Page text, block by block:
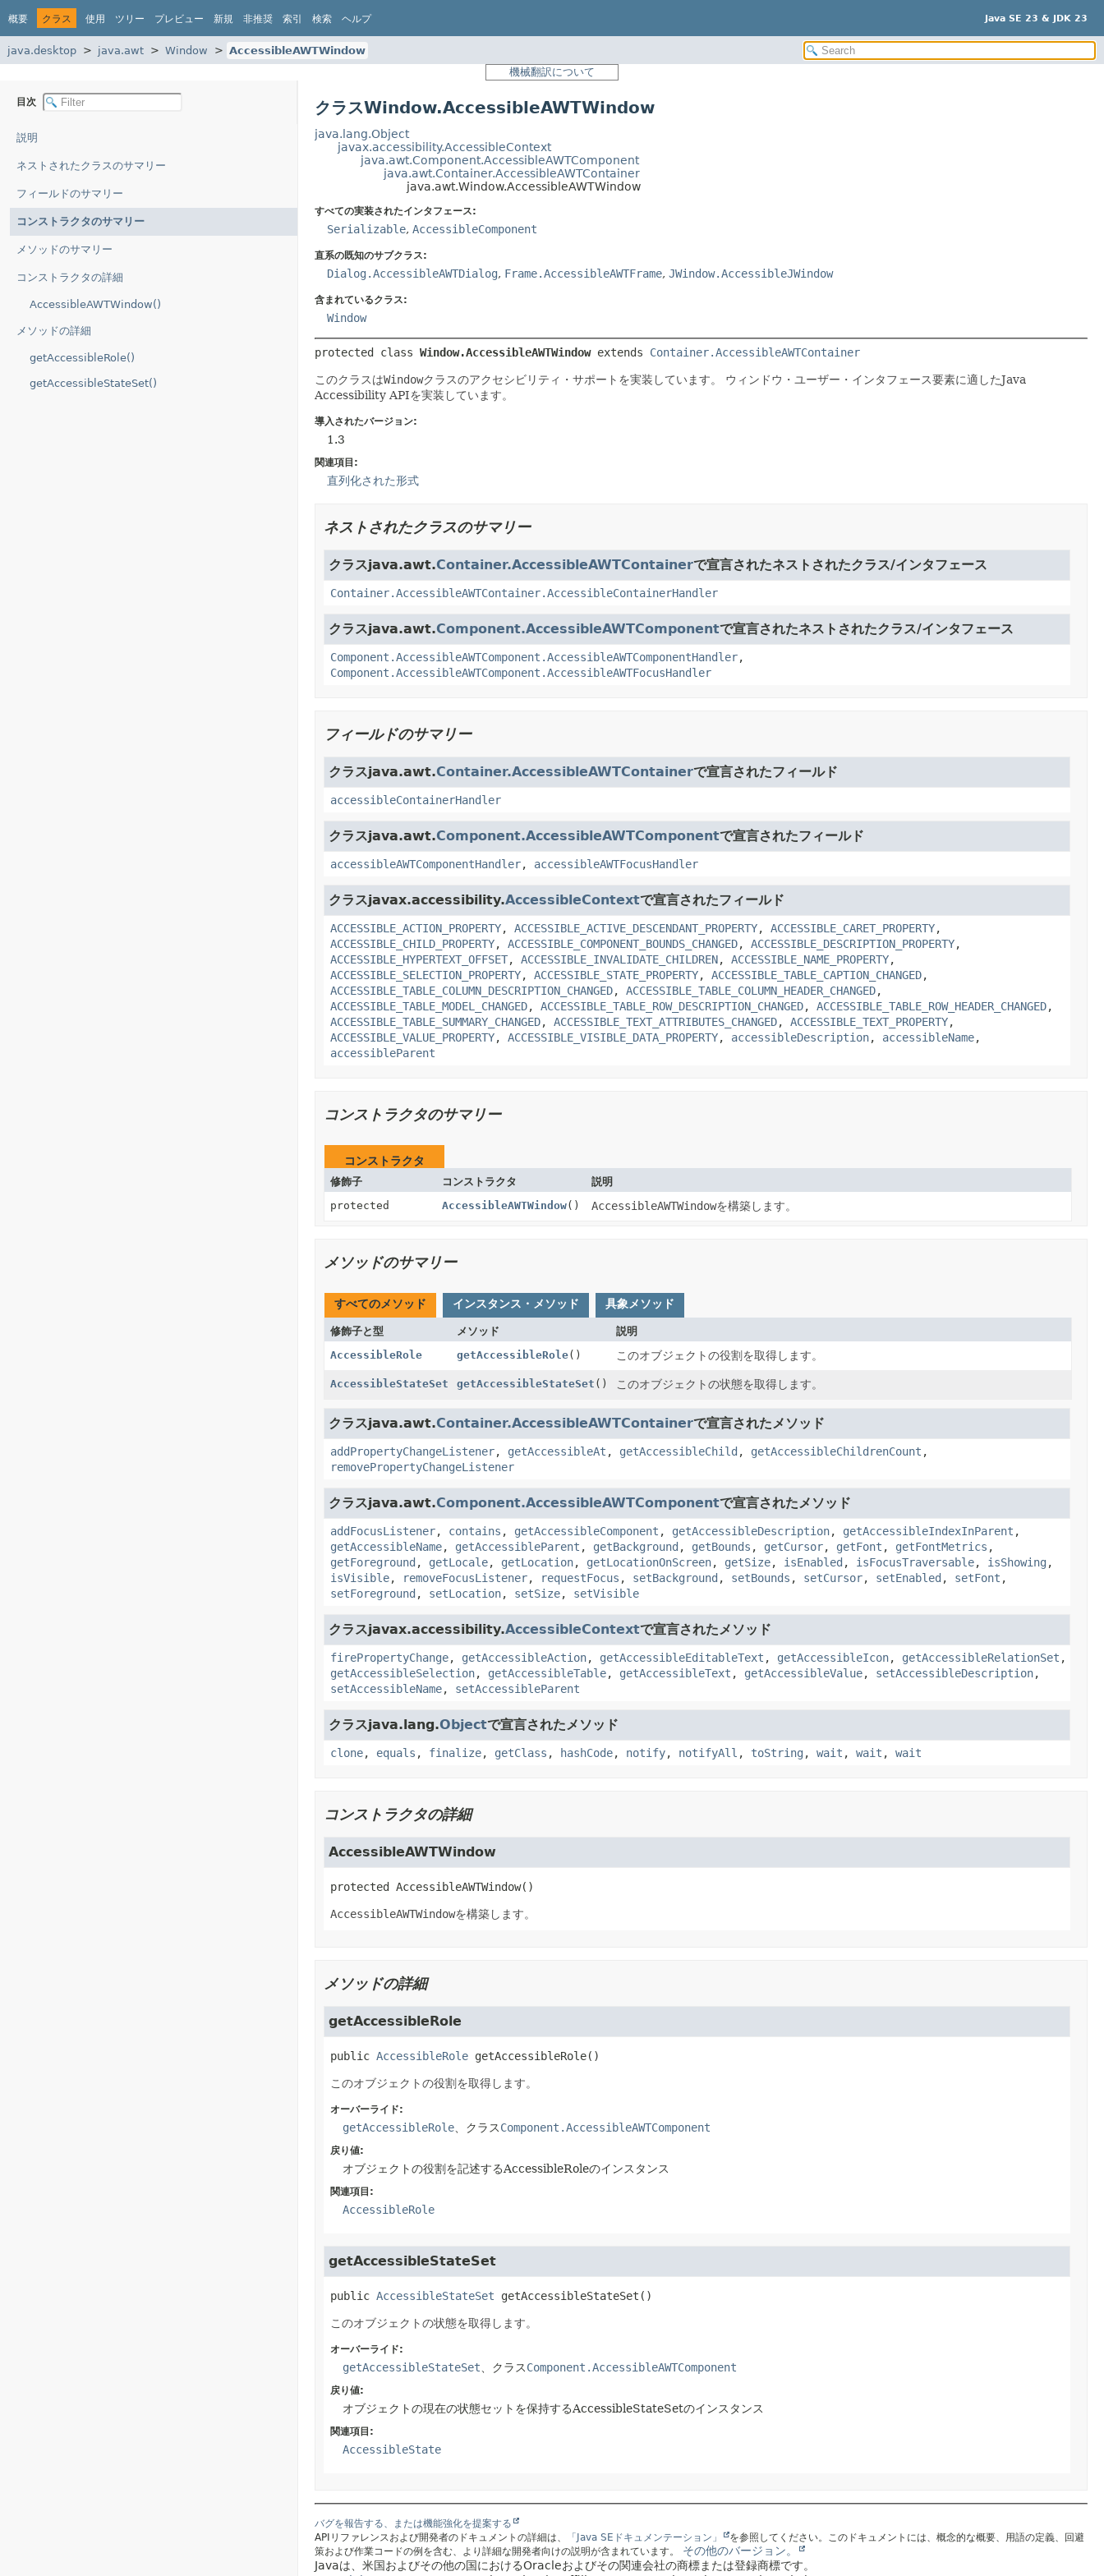
概要 クラス 使用 ツリー プレビュー 新規 非推奨 索引 検索 ヘルプ Java SE 23 & JDK 23
java.desktop java.awt Window
AccessibleAWTWindow
機械翻訳について
目次
説明
ネストされたクラスのサマリー
フィールドのサマリー
コンストラクタのサマリー
メソッドのサマリー
コンストラクタの詳細
AccessibleAWTWindow()
メソッドの詳細
getAccessibleRole()
getAccessibleStateSet()
クラスWindow.AccessibleAWTWindow
java.lang.Object
javax.accessibility.AccessibleContext
java.awt.Component.AccessibleAWTComponent
java.awt.Container.AccessibleAWTContainer
java.awt.Window.AccessibleAWTWindow
すべての実装されたインタフェース:
Serializable, AccessibleComponent
直系の既知のサブクラス:
Dialog.AccessibleAWTDialog, Frame.AccessibleAWTFrame, JWindow.AccessibleJWindow
含まれているクラス:
Window
protected class Window.AccessibleAWTWindow extends Container.AccessibleAWTContainer
このクラスはWindowクラスのアクセシビリティ・サポートを実装しています。
ウィンドウ・ユーザー・インタフェース要素に適したJava
Accessibility APIを実装しています。
導入されたバージョン:
1.3
関連項目:
直列化された形式
ネストされたクラスのサマリー
クラスjava.awt.Container.AccessibleAWTContainerで宣言されたネストされたクラス/インタフェース
Container.AccessibleAWTContainer.AccessibleContainerHandler
クラスjava.awt.Component.AccessibleAWTComponentで宣言されたネストされたクラス/インタフェース
Component.AccessibleAWTComponent.AccessibleAWTComponentHandler,
Component.AccessibleAWTComponent.AccessibleAWTFocusHandler
フィールドのサマリー
クラスjava.awt.Container.AccessibleAWTContainerで宣言されたフィールド
accessibleContainerHandler
クラスjava.awt.Component.AccessibleAWTComponentで宣言されたフィールド
accessibleAWTComponentHandler, accessibleAWTFocusHandler
クラスjavax.accessibility.AccessibleContextで宣言されたフィールド
ACCESSIBLE_ACTION_PROPERTY, ACCESSIBLE_ACTIVE_DESCENDANT_PROPERTY, ACCESSIBLE_CARET_PROPERTY,
ACCESSIBLE_CHILD_PROPERTY, ACCESSIBLE_COMPONENT_BOUNDS_CHANGED, ACCESSIBLE_DESCRIPTION_PROPERTY,
ACCESSIBLE_HYPERTEXT_OFFSET, ACCESSIBLE_INVALIDATE_CHILDREN, ACCESSIBLE_NAME_PROPERTY,
ACCESSIBLE_SELECTION_PROPERTY, ACCESSIBLE_STATE_PROPERTY, ACCESSIBLE_TABLE_CAPTION_CHANGED,
ACCESSIBLE_TABLE_COLUMN_DESCRIPTION_CHANGED, ACCESSIBLE_TABLE_COLUMN_HEADER_CHANGED,
ACCESSIBLE_TABLE_MODEL_CHANGED, ACCESSIBLE_TABLE_ROW_DESCRIPTION_CHANGED, ACCESSIBLE_TABLE_ROW_HEADER_CHANGED,
ACCESSIBLE_TABLE_SUMMARY_CHANGED, ACCESSIBLE_TEXT_ATTRIBUTES_CHANGED, ACCESSIBLE_TEXT_PROPERTY,
ACCESSIBLE_VALUE_PROPERTY, ACCESSIBLE_VISIBLE_DATA_PROPERTY, accessibleDescription, accessibleName,
accessibleParent
コンストラクタのサマリー
コンストラクタ
修飾子 コンストラクタ
説明
protected
AccessibleAWTWindow() AccessibleAWTWindowを構築します。
メソッドのサマリー
すべてのメソッド インスタンス・メソッド 具象メソッド
修飾子と型 メソッド
説明
AccessibleRole
getAccessibleRole() このオブジェクトの役割を取得します。
AccessibleStateSet getAccessibleStateSet () このオブジェクトの状態を取得します。
クラスjava.awt.Container.AccessibleAWTContainerで宣言されたメソッド
addPropertyChangeListener, getAccessibleAt , getAccessibleChild , getAccessibleChildrenCount ,
removePropertyChangeListener
クラスjava.awt.Component.AccessibleAWTComponentで宣言されたメソッド
addFocusListener, contains , getAccessibleComponent , getAccessibleDescription, getAccessibleIndexInParent ,
getAccessibleName, getAccessibleParent , getBackground , getBounds , getCursor, getFont , getFontMetrics ,
getForeground , getLocale, getLocation, getLocationOnScreen, getSize, isEnabled , isFocusTraversable, isShowing ,
isVisible, removeFocusListener, requestFocus , setBackground , setBounds , setCursor, setEnabled , setFont ,
setForeground , setLocation, setSize, setVisible
クラスjavax.accessibility.AccessibleContextで宣言されたメソッド
firePropertyChange, getAccessibleAction, getAccessibleEditableText , getAccessibleIcon, getAccessibleRelationSet ,
getAccessibleSelection, getAccessibleTable, getAccessibleText , getAccessibleValue, setAccessibleDescription,
setAccessibleName, setAccessibleParent
クラスjava.lang.Objectで宣言されたメソッド
clone, equals , finalize, getClass , hashCode, notify, notifyAll , toString , wait , wait , wait
コンストラクタの詳細
AccessibleAWTWindow
protected AccessibleAWTWindow()
AccessibleAWTWindowを構築します。
メソッドの詳細
getAccessibleRole
public AccessibleRole getAccessibleRole()
このオブジェクトの役割を取得します。
オーバーライド:
getAccessibleRole、クラスComponent.AccessibleAWTComponent
戻り値:
オブジェクトの役割を記述するAccessibleRoleのインスタンス
関連項目:
AccessibleRole
getAccessibleStateSet
public AccessibleStateSet getAccessibleStateSet ()
このオブジェクトの状態を取得します。
オーバーライド:
getAccessibleStateSet 、クラスComponent.AccessibleAWTComponent
戻り値:
オブジェクトの現在の状態セットを保持するAccessibleStateSetのインスタンス
関連項目:
AccessibleState
バグを報告する、または機能強化を提案する
APIリファレンスおよび開発者のドキュメントの詳細は、
「Java SEドキュメンテーション」
を参照してください。このドキュメントには、概念的な概要、用語の定義、回避
策および作業コードの例を含む、より詳細な開発者向けの説明が含まれています。
その他のバージョン。
Javaは、米国およびその他の国におけるOracleおよびその関連会社の商標または登録商標です。